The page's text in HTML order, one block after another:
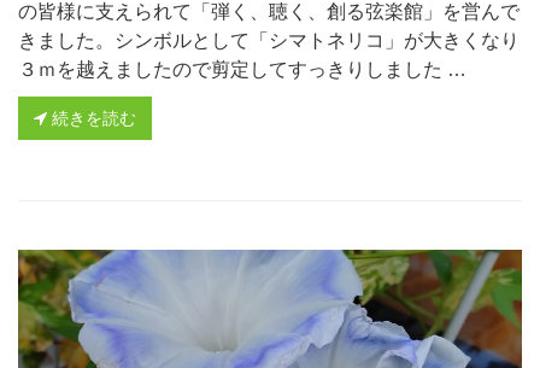
の皆様に支えられて「弾く、聴く、創る弦楽館」を営んで
きました。シンボルとして「シマトネリコ」が大きくなり
３ｍを越えましたので剪定してすっきりしました …
続きを読む